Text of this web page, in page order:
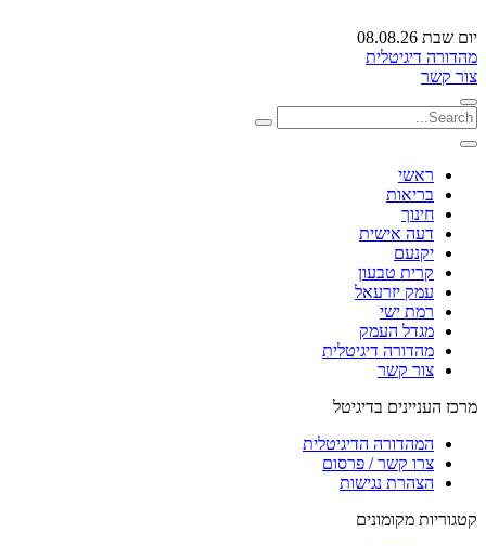
יום שבת 08.08.26
מהדורה דיגיטלית
צור קשר
ראשי
בריאות
חינוך
דעה אישית
יקנעם
קרית טבעון
עמק יזרעאל
רמת ישי
מגדל העמק
מהדורה דיגיטלית
צור קשר
מרכז העניינים בדיגיטל
המהדורה הדיגיטלית
צרו קשר / פרסום
הצהרת נגישות
קטגוריות מקומונים